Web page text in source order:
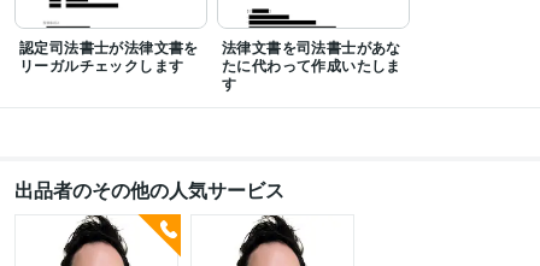
得意分野
コンサルティング・士業 法律相談 法律文書作成 リーガルチェック
代行
認定司法書士が法律文書を
リーガルチェックします
法律文書を司法書士があな
たに代わって作成いたしま
す
出品者のその他の人気サービス